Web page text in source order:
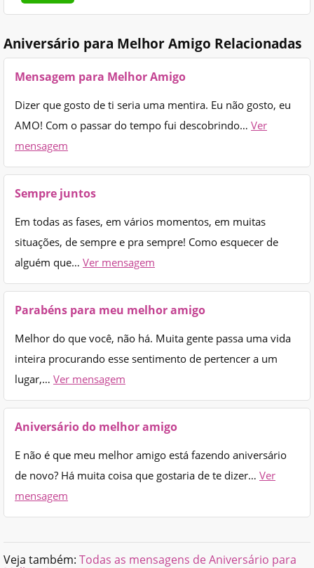
Aniversário para Melhor Amigo Relacionadas
Mensagem para Melhor Amigo
Dizer que gosto de ti seria uma mentira. Eu não gosto, eu
AMO! Com o passar do tempo fui descobrindo… Ver
mensagem
Sempre juntos
Em todas as fases, em vários momentos, em muitas
situações, de sempre e pra sempre! Como esquecer de
alguém que… Ver mensagem
Parabéns para meu melhor amigo
Melhor do que você, não há. Muita gente passa uma vida
inteira procurando esse sentimento de pertencer a um
lugar,… Ver mensagem
Aniversário do melhor amigo
E não é que meu melhor amigo está fazendo aniversário
de novo? Há muita coisa que gostaria de te dizer… Ver
mensagem
Veja também: Todas as mensagens de Aniversário para